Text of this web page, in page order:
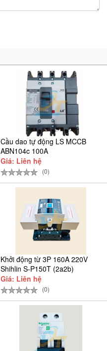
Cầu dao tự động LS MCCB
ABN104c 100A
Giá: Liên hệ
(0)
Khởi động từ 3P 160A 220V
Shihlin S-P150T (2a2b)
Giá: Liên hệ
(0)